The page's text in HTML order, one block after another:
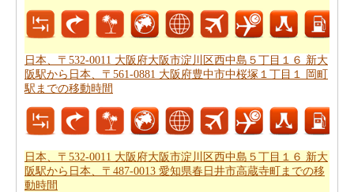
中桜塚１丁目１ 岡町駅までの飛行距離確認してくださ
い。
日本、〒532-0011 大阪府大阪市淀川区西中島５丁目１６
新大阪駅から日本、〒561-0881 大阪府豊中市中桜塚１丁
目１ 岡町駅までの旅行する方法については、旅行の要約
を取得します。
あなたはいつも道路で旅行中に多くの時間を費やすこと
はできません。あなたは飛行機で行く方が良いかもしれ
日本、〒532-0011 大阪府大阪市淀川区西中島５丁目１６ 新大
阪駅から日本、〒561-0881 大阪府豊中市中桜塚１丁目１ 岡町
駅までの移動時間
日本、〒532-0011 大阪府大阪市淀川区西中島５丁目１６ 新大
阪駅から日本、〒487-0013 愛知県春日井市高蔵寺町までの移
動時間